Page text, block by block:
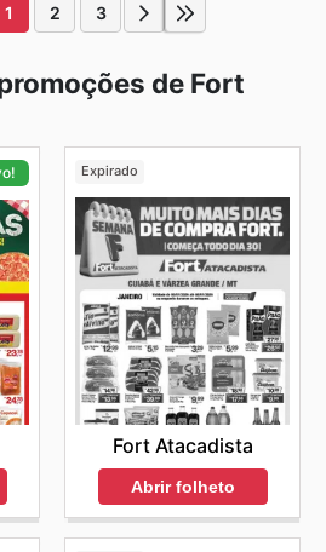
1 2 3
de Fort
Expirado
Fort Atacadista
Abrir folheto